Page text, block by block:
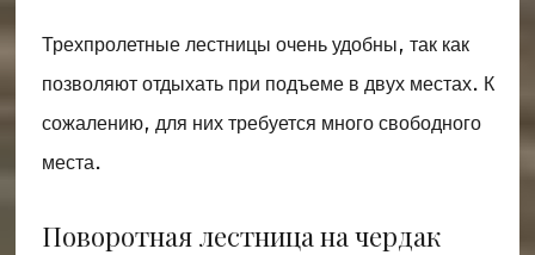
Трехпролетные лестницы очень удобны, так как
позволяют отдыхать при подъеме в двух местах. К
сожалению, для них требуется много свободного
места.
Поворотная лестница на чердак